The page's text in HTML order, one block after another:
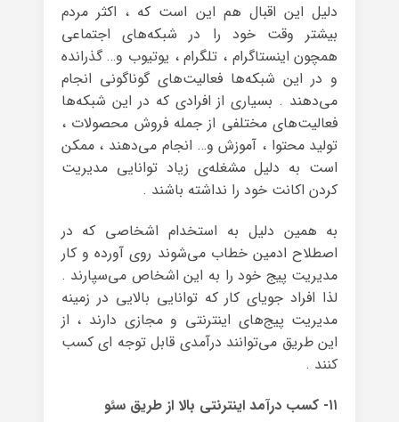
دلیل این اقبال هم این است که ، اکثر مردم
بیشتر وقت خود را در شبکه‌های اجتماعی
همچون اینستاگرام ، تلگرام ، یوتیوب و… گذرانده
و در این شبکه‌ها فعالیت‌های گوناگونی انجام
می‌دهند . بسیاری از افرادی که در این شبکه‌ها
فعالیت‌های مختلفی از جمله فروش محصولات ،
تولید محتوا ، آموزش و… انجام می‌دهند ، ممکن
است به دلیل مشغله‌ی زیاد توانایی مدیریت
کردن اکانت خود را نداشته باشند .
به همین دلیل به استخدام اشخاصی که در
اصطلاح ادمین خطاب می‌شوند روی آورده و کار
مدیریت پیج خود را به این اشخاص می‌سپارند .
لذا افراد جویای کار که توانایی بالایی در زمینه‌
مدیریت پیج‌های اینترنتی و مجازی دارند ، از
این طریق می‌توانند درآمدی قابل توجه ای کسب
کنند .
۱۱- کسب درآمد اینترنتی بالا از طریق سئو